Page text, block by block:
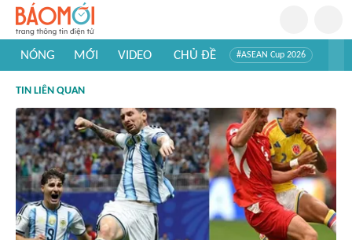
NÓNG MỚI VIDEO CHỦ ĐỀ #ASEAN Cup 2026
#Khám phá thế giới
TIN LIÊN QUAN